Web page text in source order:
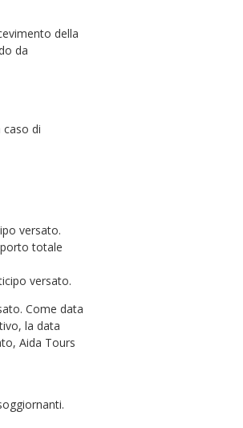
della
da
caso di
versato.
totale
versato.
Come data
la data
Aida Tours